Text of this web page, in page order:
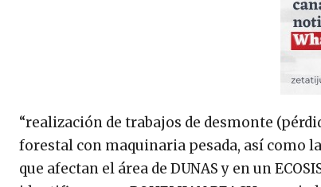
“realización de trabajos de desmonte
forestal con maquinaria pesada, así como
que afectan el área de DUNAS y en un